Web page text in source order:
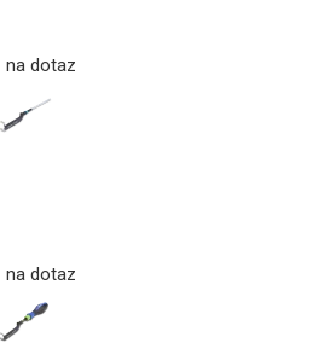
na dotaz
na dotaz